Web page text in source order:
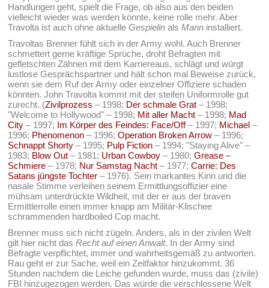
Handlungen geht, spielt die Frage, ob also aus den beiden
vielleicht wieder was werden könnte, keine rolle mehr. Aber
Travolta ist auch ohne aktuelleGespielin alsMann installiert.
Travoltas Brenner fühlt sich in der Army wohl. Auch Brenner
schmettert gerne kräftige Sprüche, droht Befragten mit
gefletschten Zähnen mit dem Karriereaus, schlägt und würgt
lustlose Gesprächspartner und hält schon mal Beweise zurück,
wenn sie dem Ruf der Army oder einzelner Offiziere schaden
könnten. John Travolta kommt mit der steifen Uniformrolle gut
zurecht. (Zivilprozess – 1998; Der schmale Grat – 1998;
"Welcome to Hollywood" – 1998; Mit aller Macht – 1998; Mad
City – 1997; Im Körper des Feindes: Face/Off– 1997; Michael –
1996; Phenomenon – 1996;Operation Broken Arrow – 1996;
Schnappt Shorty – 1995; Pulp Fiction – 1994; "Staying Alive" –
1983; Blow Out – 1981; Urban Cowboy – 1980;Grease –
Schmiere – 1978; Nur Samstag Nacht – 1977;Carrie: Des
Satans jüngste Tochter – 1976). Sein markantes Kinn und die
nasale Stimme verleihen seinem Ermittlungsoffizier eine
mühsam unterdrückte Wildheit, mit der er aus der braven
Ermittlerrolle einen immer knapp am Militär-Klischee
schrammenden hardboiled Cop macht.
Brenner muss sich nicht zügeln. Anders, als in der zivilen Welt
gilt hier nicht dasRecht auf einen Anwalt. In der Army sind
Befragte verpflichtet, immer und wahrheitsgemäß zu antworten.
Rau geht er zur Sache, weil ein Zeitfaktor hinzukommt. 36
Stunden nachdem die Leiche gefunden wurde, muss das (zivile)
FBI hinzugezogen werden. Das würde die verschlossene Welt